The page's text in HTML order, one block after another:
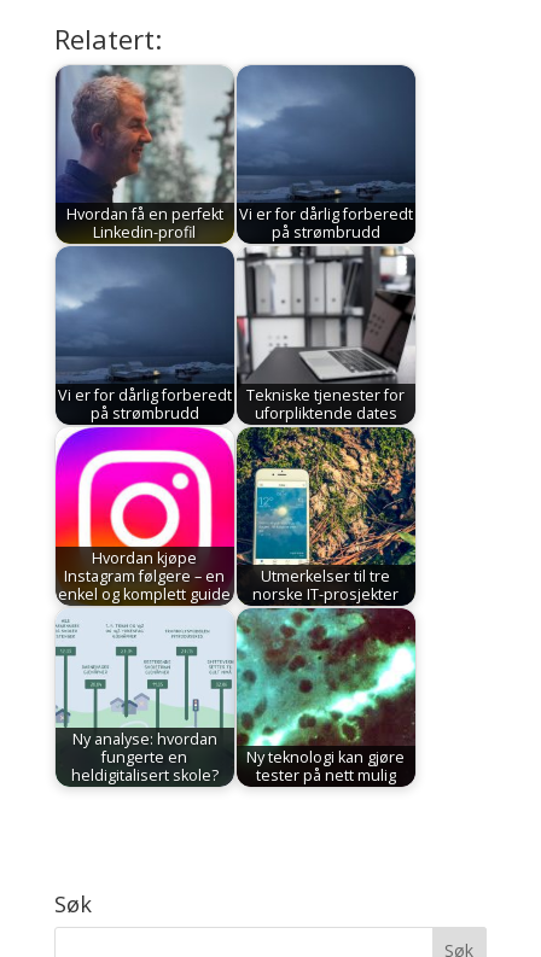
Relatert:
Hvordan få en perfekt
Linkedin-profil
Vi er for dårlig forberedt
på strømbrudd
Vi er for dårlig forberedt
på strømbrudd
Tekniske tjenester for
uforpliktende dates
Hvordan kjøpe
Instagram følgere – en
enkel og komplett guide
Utmerkelser til tre
norske IT-prosjekter
Ny analyse: hvordan
fungerte en
heldigitalisert skole?
Ny teknologi kan gjøre
tester på nett mulig
Søk